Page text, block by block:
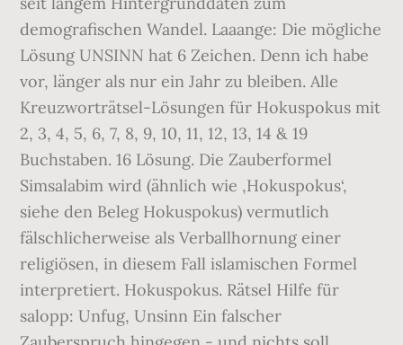
demografischen Wandel. Laaange: Die mögliche
Lösung UNSINN hat 6 Zeichen. Denn ich habe
vor, länger als nur ein Jahr zu bleiben. Alle
Kreuzworträtsel-Lösungen für Hokuspokus mit
2, 3, 4, 5, 6, 7, 8, 9, 10, 11, 12, 13, 14 & 19
Buchstaben. 16 Lösung. Die Zauberformel
Simsalabim wird (ähnlich wie ‚Hokuspokus‘,
siehe den Beleg Hokuspokus) vermutlich
fälschlicherweise als Verballhornung einer
religiösen, in diesem Fall islamischen Formel
interpretiert. Hokuspokus. Rätsel Hilfe für
salopp: Unfug, Unsinn Ein falscher